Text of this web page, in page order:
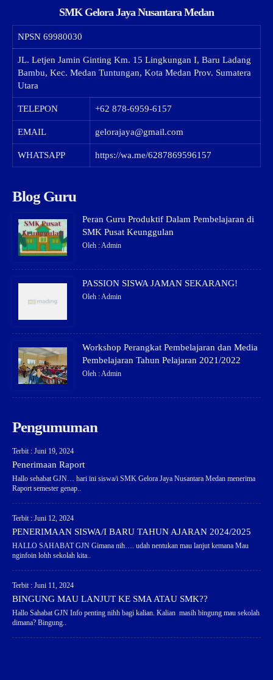
SMK Gelora Jaya Nusantara Medan
NPSN 69980030
JL. Letjen Jamin Ginting Km. 15 Lingkungan I, Baru Ladang
Bambu, Kec. Medan Tuntungan, Kota Medan Prov. Sumatera
Utara
TELEPON +62 878-6959-6157
EMAIL gelorajaya@gmail.com
WHATSAPP https://wa.me/6287869596157
Blog Guru
Peran Guru Produktif Dalam Pembelajaran di
SMK Pusat Keunggulan
Oleh : Admin
PASSION SISWA JAMAN SEKARANG!
Oleh : Admin
Workshop Perangkat Pembelajaran dan Media
Pembelajaran Tahun Pelajaran 2021/2022
Oleh : Admin
Pengumuman
Terbit : Juni 19, 2024
Penerimaan Raport
Hallo sehabat GJN… hari ini siswa/i SMK Gelora Jaya Nusantara Medan menerima
Raport semester genap..
Terbit : Juni 12, 2024
PENERIMAAN SISWA/I BARU TAHUN AJARAN 2024/2025
HALLO SAHABAT GJN Gimana nih…. udah nentukan mau lanjut kemana Mau
nginfoin lohh sekolah kita..
Terbit : Juni 11, 2024
BINGUNG MAU LANJUT KE SMA ATAU SMK??
Hallo Sahabat GJN Info penting nihh bagi kalian. Kalian masih bingung mau sekolah
dimana? Bingung..